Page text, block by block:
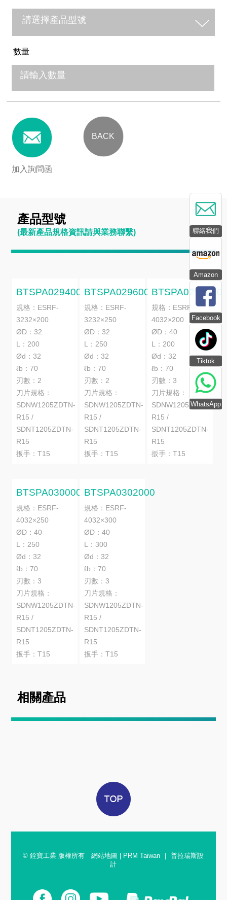
聯絡我們
Amazon
Facebook
Tiktok
WhatsApp
數量
加入詢問函
BACK
產品型號
(最新產品規格資訊請與業務聯繫)
BTSPA0294000
規格：ESRF-
3232×200
ØD：32
L：200
Ød：32
ℓb：70
刃數：2
刀片規格：
SDNW1205ZDTN-
R15 /
SDNT1205ZDTN-
R15
扳手：T15
BTSPA0296000
規格：ESRF-
3232×250
ØD：32
L：250
Ød：32
ℓb：70
刃數：2
刀片規格：
SDNW1205ZDTN-
R15 /
SDNT1205ZDTN-
R15
扳手：T15
BTSPA0298000
規格：ESRF-
4032×200
ØD：40
L：200
Ød：32
ℓb：70
刃數：3
刀片規格：
SDNW1205ZDTN-
R15 /
SDNT1205ZDTN-
R15
扳手：T15
BTSPA0300000
規格：ESRF-
4032×250
ØD：40
L：250
Ød：32
ℓb：70
刃數：3
刀片規格：
SDNW1205ZDTN-
R15 /
SDNT1205ZDTN-
R15
扳手：T15
BTSPA0302000
規格：ESRF-
4032×300
ØD：40
L：300
Ød：32
ℓb：70
刃數：3
刀片規格：
SDNW1205ZDTN-
R15 /
SDNT1205ZDTN-
R15
扳手：T15
相關產品
© 銓寶工業 版權所有 網站地圖 PRM Taiwan ｜普拉瑞斯設
計